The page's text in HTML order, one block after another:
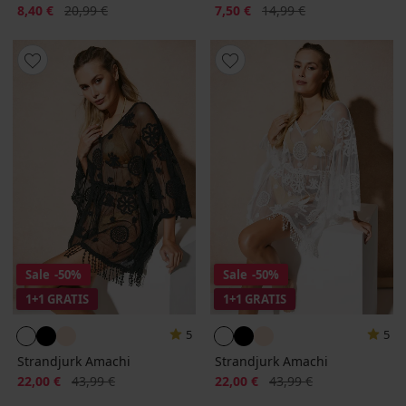
Korting
8,40 € Oorspronkelijke prijs
20,99 €
Korting
7,50 € Oorspronkelijke prijs
14,99 €
Sale -50%
1+1 GRATIS
5
Strandjurk Amachi
Korting
22,00 € Oorspronkelijke prijs
43,99 €
Sale -50%
1+1 GRATIS
5
Strandjurk Amachi
Korting
22,00 € Oorspronkelijke prijs
43,99 €